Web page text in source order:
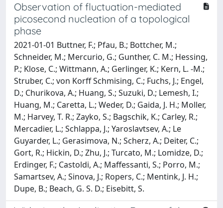
Observation of fluctuation-mediated
picosecond nucleation of a topological
phase
2021-01-01 Buttner, F.; Pfau, B.; Bottcher, M.;
Schneider, M.; Mercurio, G.; Gunther, C. M.; Hessing,
P.; Klose, C.; Wittmann, A.; Gerlinger, K.; Kern, L. -M.;
Struber, C.; von Korff Schmising, C.; Fuchs, J.; Engel,
D.; Churikova, A.; Huang, S.; Suzuki, D.; Lemesh, I.;
Huang, M.; Caretta, L.; Weder, D.; Gaida, J. H.; Moller,
M.; Harvey, T. R.; Zayko, S.; Bagschik, K.; Carley, R.;
Mercadier, L.; Schlappa, J.; Yaroslavtsev, A.; Le
Guyarder, L.; Gerasimova, N.; Scherz, A.; Deiter, C.;
Gort, R.; Hickin, D.; Zhu, J.; Turcato, M.; Lomidze, D.;
Erdinger, F.; Castoldi, A.; Maffessanti, S.; Porro, M.;
Samartsev, A.; Sinova, J.; Ropers, C.; Mentink, J. H.;
Dupe, B.; Beach, G. S. D.; Eisebitt, S.